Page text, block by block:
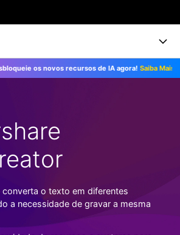
IA generativa
>
de IA >
> COMPRE AGORA
Entrar
novos recursos de IA agora! Saiba Mais>>
converta o texto em diferentes
a necessidade de gravar a mesma